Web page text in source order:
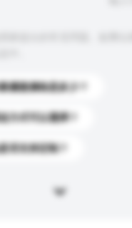
優惠價格是多少？
方式可以選擇？
否支持定制？